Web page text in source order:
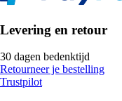
Levering en retour
30 dagen bedenktijd
Retourneer je bestelling
Trustpilot